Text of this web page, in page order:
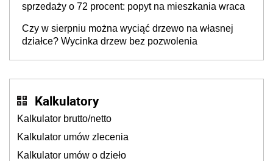
sprzedaży o 72 procent: popyt na mieszkania wraca
Czy w sierpniu można wyciąć drzewo na własnej
działce? Wycinka drzew bez pozwolenia
Kalkulatory
Kalkulator brutto/netto
Kalkulator umów zlecenia
Kalkulator umów o dzieło